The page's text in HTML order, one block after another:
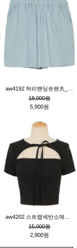
18,000원
5,900원
15,000원
2,900원